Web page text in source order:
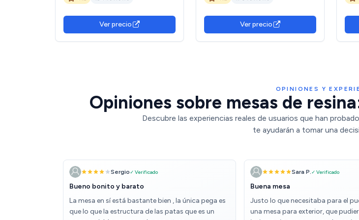
Resina y Patas Acero | 4-6
Personas
Ver precio Ver precio
OPINIONES Y
Opiniones sobre mesas de
Descubre las experiencias reales de usuarios que han
te ayudarán a tomar una
Sergio✓ Verificado
Bueno bonito y barato
La mesa en sí está bastante bien , la única pega es
que lo que la estructura de las patas que es un
Sara P.✓ Verificado
Buena mesa
Justo lo que necesitaba para el
una mesa para exterior, que